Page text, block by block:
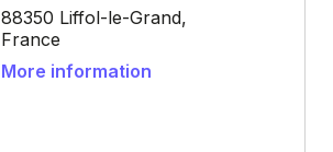
88350 Liffol-le-Grand,
France
More information